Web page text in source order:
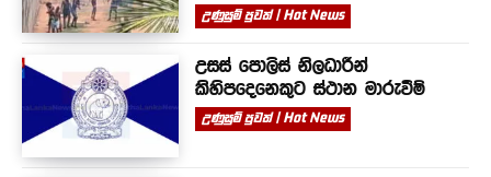
උණුසුම් පුවත් | Hot News
උසස් පොලිස් නිලධාරීන්
කිහිපදෙනෙකුට ස්ථාන මාරුවීම්
උණුසුම් පුවත් | Hot News